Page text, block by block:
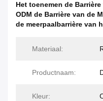
Het toenemen de
ODM de Barrière van de
de meerpaalbarrière van
Materiaal:
Productnaam:
Kleur: